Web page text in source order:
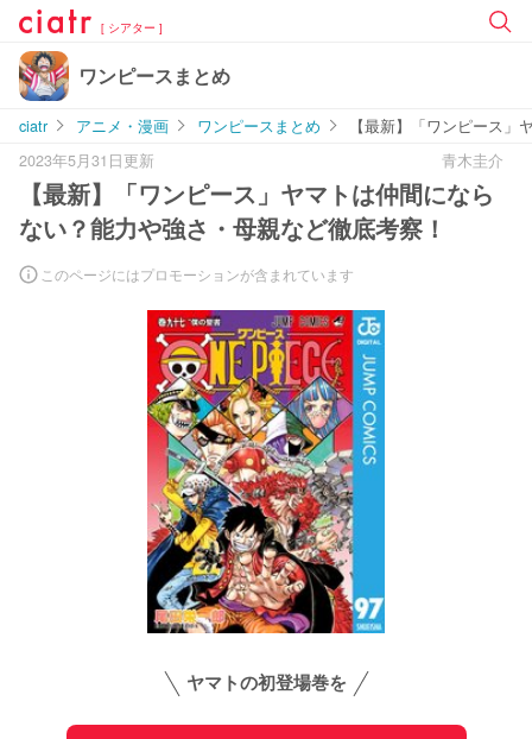
[ シアター ]
ワンピースまとめ
ciatr アニメ・漫画 ワンピースまとめ
【最新】「ワンピース
2023年5月31日更新
青木圭介
【最新】「ワンピース」ヤマトは仲間になら
ない？能力や強さ・母親など徹底考察！
このページにはプロモーションが含まれています
ヤマトの初登場巻を